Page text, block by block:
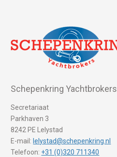
Schepenkring Yachtbrokers
Secretariaat
Parkhaven 3
8242 PE Lelystad
E-mail: lelystad@schepenkring.nl
Telefoon: +31 (0)320 711340